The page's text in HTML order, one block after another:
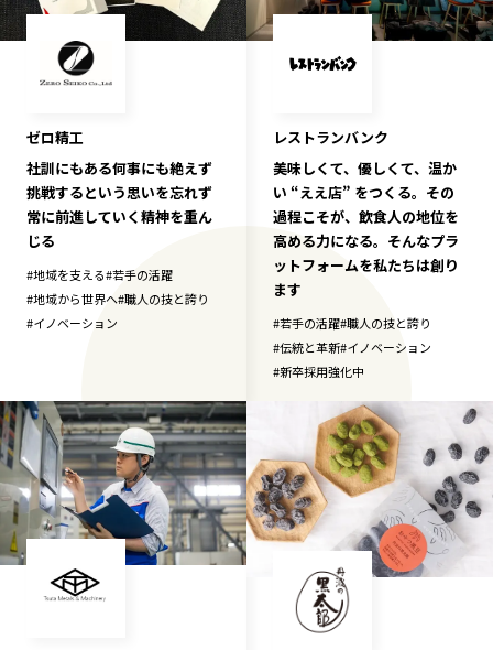
ゼロ精工
社訓にもある何事にも絶えず
挑戦するという思いを忘れず
常に前進していく精神を重ん
じる
#地域を支える#若手の活躍
#地域から世界へ#職人の技と誇り
#イノベーション
レストランバンク
美味しくて、優しくて、温か
い “ええ店” をつくる。その
過程こそが、飲食人の地位を
高める力になる。そんなプラ
ットフォームを私たちは創り
ます
#若手の活躍#職人の技と誇り
#伝統と革新#イノベーション
#新卒採用強化中